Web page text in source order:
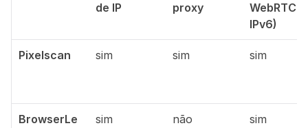
de IP
proxy
WebRTC,
IPv6)
Pixelscan sim sim sim
BrowserLe
sim não sim